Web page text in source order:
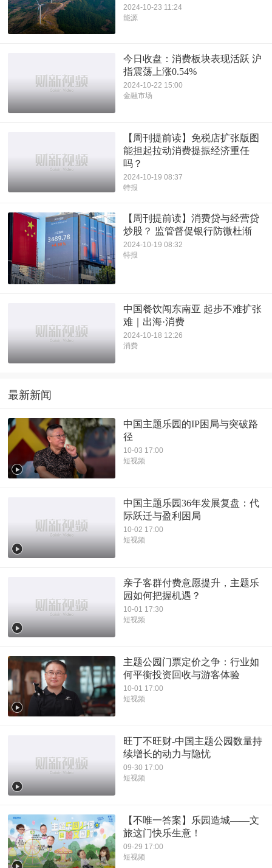
2024-10-23 11:24
能源
今日收盘：消费板块表现活跃 沪
指震荡上涨0.54%
2024-10-22 15:00
金融市场
【周刊提前读】免税店扩张版图
能担起拉动消费提振经济重任
吗？
2024-10-19 08:37
特报
【周刊提前读】消费贷与经营贷
炒股？ 监管督促银行防微杜渐
2024-10-19 08:32
特报
中国餐饮闯东南亚 起步不难扩张
难｜出海·消费
2024-10-18 12:26
消费
最新新闻
中国主题乐园的IP困局与突破路
径
10-03 17:00
短视频
中国主题乐园36年发展复盘：代
际跃迁与盈利困局
10-02 17:00
短视频
亲子客群付费意愿提升，主题乐
园如何把握机遇？
10-01 17:30
短视频
主题公园门票定价之争：行业如
何平衡投资回收与游客体验
10-01 17:00
短视频
旺丁不旺财-中国主题公园数量持
续增长的动力与隐忧
09-30 17:00
短视频
【不唯一答案】乐园造城——文
旅这门快乐生意！
09-29 17:00
短视频